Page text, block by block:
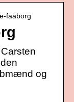
faaborg
og